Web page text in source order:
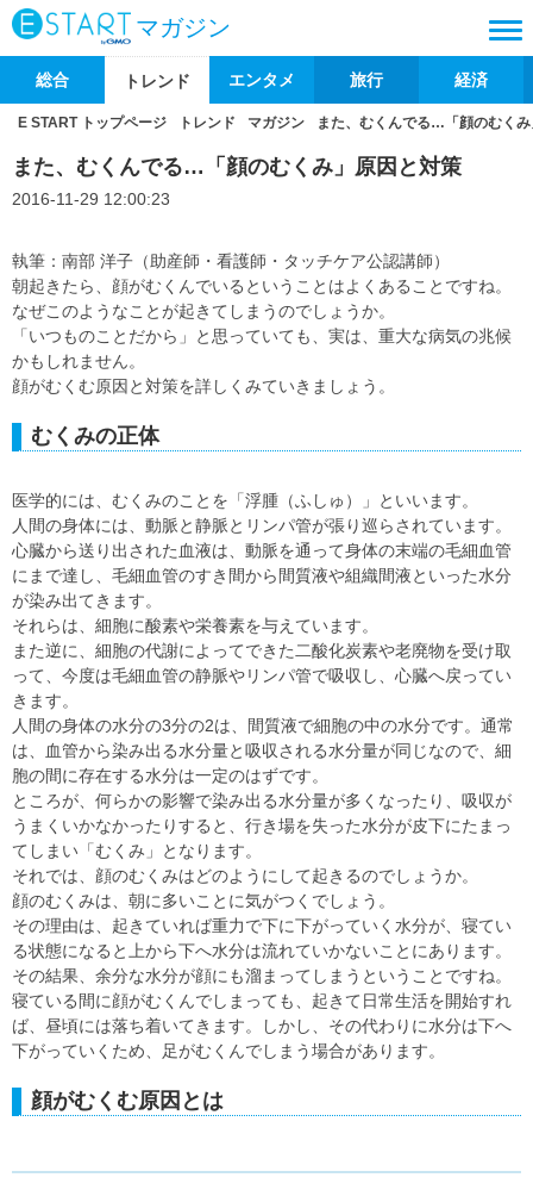
マガジン
総合 トレンド エンタメ 旅行 経済
E START トップページ トレンド マガジン また、むくんでる…「顔のむく
また、むくんでる…「顔のむくみ」原因と対策
2016-11-29 12:00:23
執筆：南部 洋子（助産師・看護師・タッチケア公認講師）
朝起きたら、顔がむくんでいるということはよくあることですね。
なぜこのようなことが起きてしまうのでしょうか。
「いつものことだから」と思っていても、実は、重大な病気の兆候
かもしれません。
顔がむくむ原因と対策を詳しくみていきましょう。
むくみの正体
医学的には、むくみのことを「浮腫（ふしゅ）」といいます。
人間の身体には、動脈と静脈とリンパ管が張り巡らされています。
心臓から送り出された血液は、動脈を通って身体の末端の毛細血管
にまで達し、毛細血管のすき間から間質液や組織間液といった水分
が染み出てきます。
それらは、細胞に酸素や栄養素を与えています。
また逆に、細胞の代謝によってできた二酸化炭素や老廃物を受け取
って、今度は毛細血管の静脈やリンパ管で吸収し、心臓へ戻ってい
きます。
人間の身体の水分の3分の2は、間質液で細胞の中の水分です。通常
は、血管から染み出る水分量と吸収される水分量が同じなので、細
胞の間に存在する水分は一定のはずです。
ところが、何らかの影響で染み出る水分量が多くなったり、吸収が
うまくいかなかったりすると、行き場を失った水分が皮下にたまっ
てしまい「むくみ」となります。
それでは、顔のむくみはどのようにして起きるのでしょうか。
顔のむくみは、朝に多いことに気がつくでしょう。
その理由は、起きていれば重力で下に下がっていく水分が、寝てい
る状態になると上から下へ水分は流れていかないことにあります。
その結果、余分な水分が顔にも溜まってしまうということですね。
寝ている間に顔がむくんでしまっても、起きて日常生活を開始すれ
ば、昼頃には落ち着いてきます。しかし、その代わりに水分は下へ
下がっていくため、足がむくんでしまう場合があります。
顔がむくむ原因とは